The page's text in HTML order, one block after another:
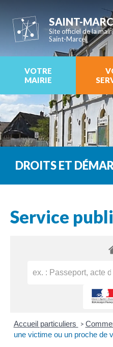
SAINT-
Site officiel de la
Saint-Marcel
VOTRE
MAIRIE
DROITS ET
Service
Accueil particuliers >
une victime ou un proche de